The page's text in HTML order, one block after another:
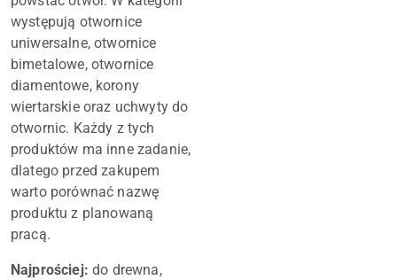
występują otwornice
uniwersalne, otwornice
bimetalowe, otwornice
diamentowe, korony
wiertarskie oraz uchwyty do
otwornic. Każdy z tych
produktów ma inne zadanie,
dlatego przed zakupem
warto porównać nazwę
produktu z planowaną
pracą.
Najprościej: do drewna,